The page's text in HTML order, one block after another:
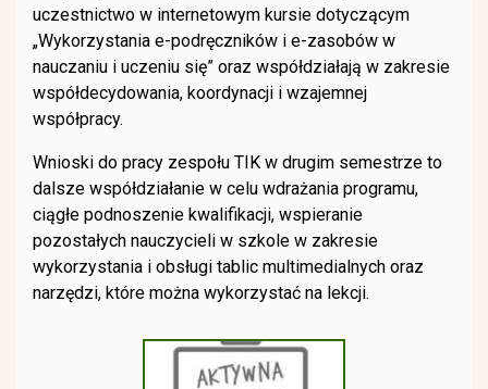
uczestnictwo w internetowym kursie dotyczącym
„Wykorzystania e-podręczników i e-zasobów w
nauczaniu i uczeniu się” oraz współdziałają w zakresie
współdecydowania, koordynacji i wzajemnej
współpracy.
Wnioski do pracy zespołu TIK w drugim semestrze to
dalsze współdziałanie w celu wdrażania programu,
ciągłe podnoszenie kwalifikacji, wspieranie
pozostałych nauczycieli w szkole w zakresie
wykorzystania i obsługi tablic multimedialnych oraz
narzędzi, które można wykorzystać na lekcji.